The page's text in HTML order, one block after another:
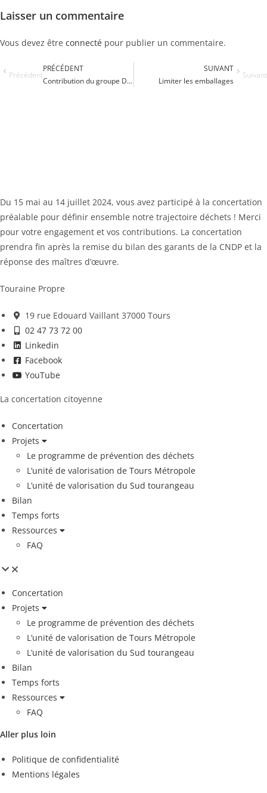
Laisser un commentaire
Vous devez être connecté pour publier un commentaire.
Précédent
PRÉCÉDENT
Contribution du groupe DECHETS de la SEPANT
SUIVANT
Limiter les emballages
Suivant
Du 15 mai au 14 juillet 2024, vous avez participé à la concertation
préalable pour définir ensemble notre trajectoire déchets ! Merci
pour votre engagement et vos contributions. La concertation
prendra fin après la remise du bilan des garants de la CNDP et la
réponse des maîtres d’œuvre.
Touraine Propre
19 rue Edouard Vaillant 37000 Tours
02 47 73 72 00
Linkedin
Facebook
YouTube
La concertation citoyenne
Concertation
Projets
Le programme de prévention des déchets
L’unité de valorisation de Tours Métropole
L’unité de valorisation du Sud tourangeau
Bilan
Temps forts
Ressources
FAQ
Concertation
Projets
Le programme de prévention des déchets
L’unité de valorisation de Tours Métropole
L’unité de valorisation du Sud tourangeau
Bilan
Temps forts
Ressources
FAQ
Aller plus loin
Politique de confidentialité
Mentions légales